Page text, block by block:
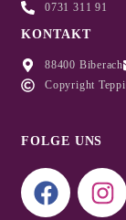
0731 311 91
KONTAKT
88400 Biberach
Copyright
FOLGE UNS